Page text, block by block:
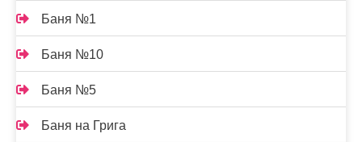
Баня №1
Баня №10
Баня №5
Баня на Грига